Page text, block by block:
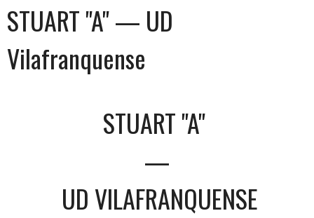
STUART "A" — UD
Vilafranquense
STUART "A"
—
UD VILAFRANQUENSE